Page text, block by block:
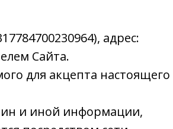
адрес:
Сайта.
для акцепта настоящего
и иной информации,